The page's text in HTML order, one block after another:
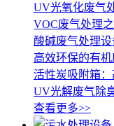
UV光氧化废气
VOC废气处理
酸碱废气处理设
高效环保的有
活性炭吸附箱
UV光解废气除
查看更多>>